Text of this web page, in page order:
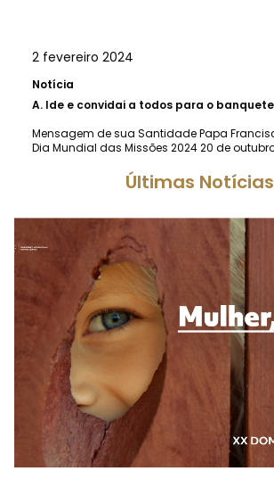
2 fevereiro 2024
Notícia
A. Ide e convidai a todos para o
Mensagem de sua Santidade Papa
Dia Mundial das Missões 2024 20 de
Últimas Notícias